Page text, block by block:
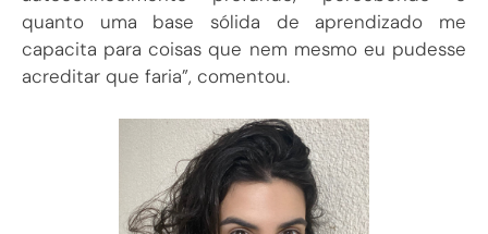
quanto uma base sólida de aprendizado me
capacita para coisas que nem mesmo eu pudesse
acreditar que faria”, comentou.